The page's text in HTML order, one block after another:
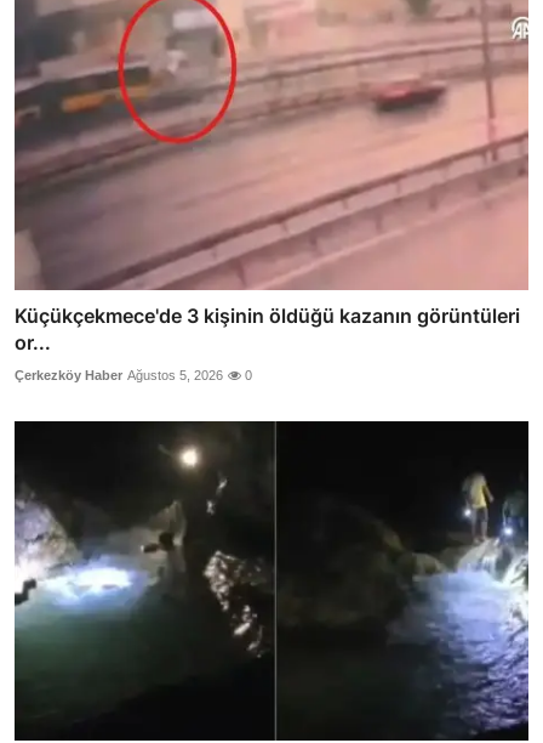
Küçükçekmece'de 3 kişinin öldüğü kazanın görüntüleri
or...
Çerkezköy Haber Ağustos 5, 2026 0